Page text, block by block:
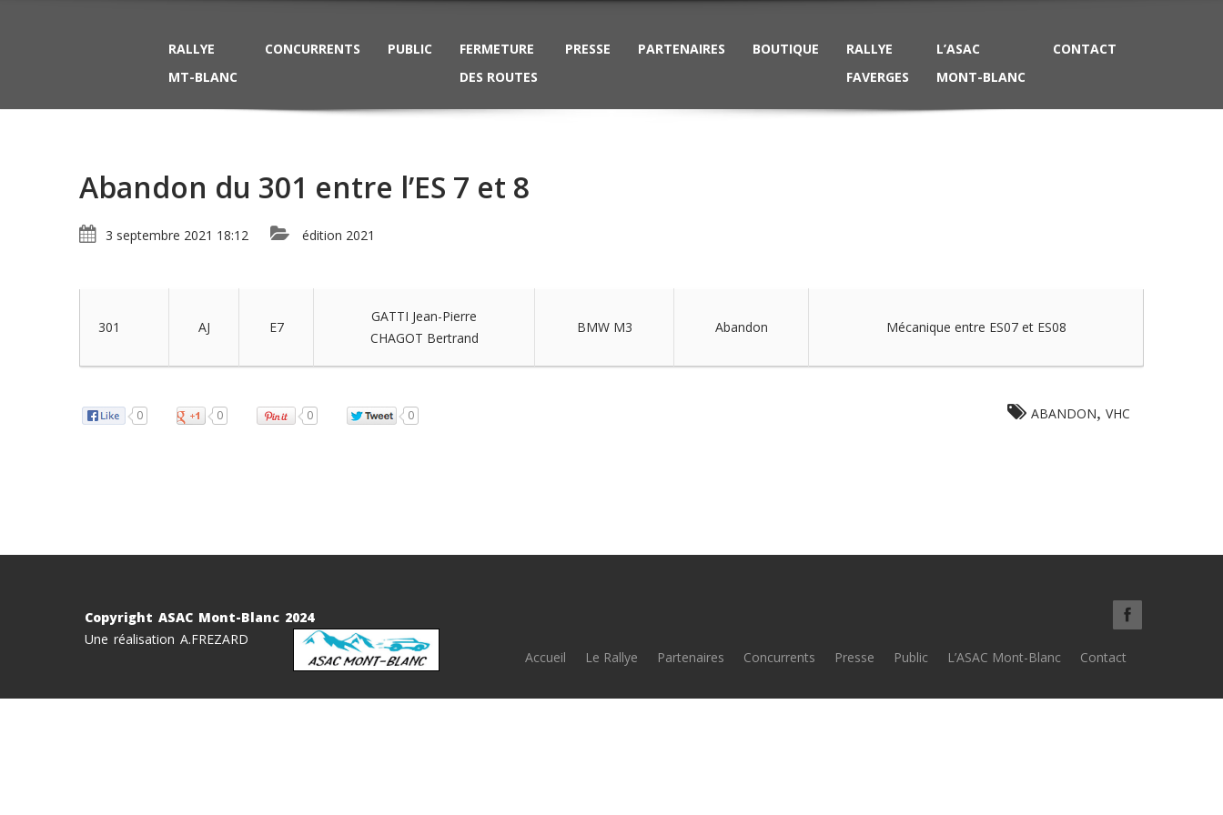
RALLYE
MT-BLANC
CONCURRENTS PUBLIC
FERMETURE
DES ROUTES
PRESSE PARTENAIRES BOUTIQUE
RALLYE
FAVERGES
L’ASAC
MONT-BLANC
CONTACT
Abandon du 301 entre l’ES 7 et 8
3 septembre 2021 18:12 édition 2021
301 AJ E7
GATTI Jean-Pierre
CHAGOT Bertrand
BMW M3 Abandon Mécanique entre ES07 et ES08
0 0 0 0 ABANDON, VHC
Copyright ASAC Mont-Blanc 2024
Une réalisation A.FREZARD
Accueil
Le Rallye Partenaires Concurrents Presse Public L’ASAC Mont-Blanc Contact